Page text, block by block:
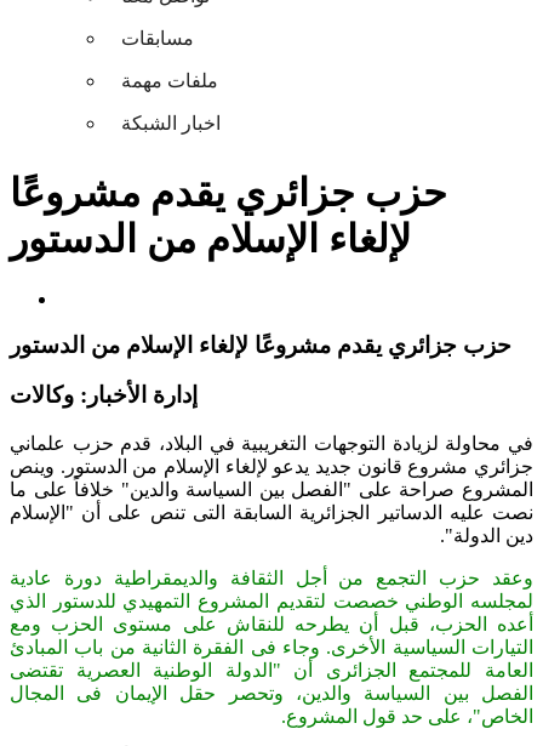
مسابقات
ملفات مهمة
اخبار الشبكة
حزب جزائري يقدم مشروعًا
لإلغاء الإسلام من الدستور
حزب جزائري يقدم مشروعًا لإلغاء الإسلام من الدستور
إدارة الأخبار: وكالات
في محاولة لزيادة التوجهات التغريبية في البلاد، قدم حزب علماني
جزائري مشروع قانون جديد يدعو لإلغاء الإسلام من الدستور . وينص
المشروع صراحة على "الفصل بين السياسة والدين" خلافاً على ما
نصت عليه الدساتير الجزائرية السابقة التى تنص على أن "الإسلام
دين الدولة".
وعقد حزب التجمع من أجل الثقافة والديمقراطية دورة عادية
لمجلسه الوطني خصصت لتقديم المشروع التمهيدي للدستور الذي
أعده الحزب، قبل أن يطرحه للنقاش على مستوى الحزب ومع
التيارات السياسية الأخرى. وجاء فى الفقرة الثانية من باب المبادئ
العامة للمجتمع الجزائرى أن "الدولة الوطنية العصرية تقتضى
الفصل بين السياسة والدين، وتحصر حقل الإيمان فى المجال
الخاص"، على حد قول المشروع.